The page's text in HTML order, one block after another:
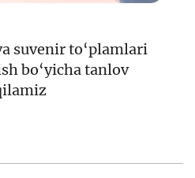
suvenir to‘plamlari
bo‘yicha tanlov